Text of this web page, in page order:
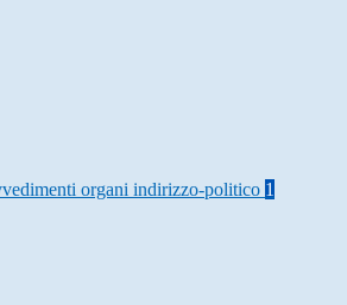
organi indirizzo-politico 1